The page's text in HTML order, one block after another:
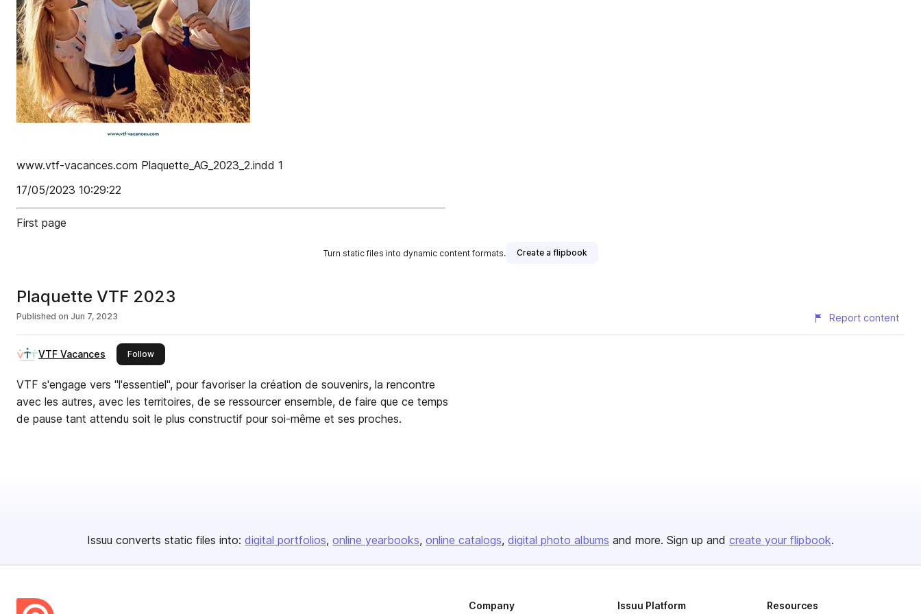
www.vtf-vacances.com Plaquette_AG_2023_2.indd 1
17/05/2023 10:29:22
First page
Turn static files into dynamic content formats. Create a flipbook
Plaquette VTF 2023
Published on Jun 7, 2023 Report content
VTF Vacances Followthis publisher
VTF s'engage vers "l'essentiel", pour favoriser la création de souvenirs, la rencontre
avec les autres, avec les territoires, de se ressourcer ensemble, de faire que ce temps
de pause tant attendu soit le plus constructif pour soi-même et ses proches.
Issuu converts static files into: digital portfolios online yearbooks online catalogs digital photo albums and more. Sign up and create your flipbook.
Company Issuu Platform Resources